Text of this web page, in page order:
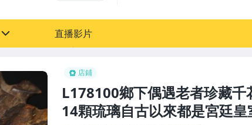
店鋪
L178100鄉下偶遇老者珍藏
14顆琉璃自古以來都是宮廷
直播影片